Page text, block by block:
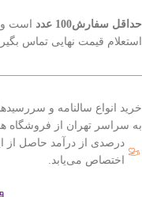
حداقل سفارش100 عدد
استعلام قیمت نهایی تماس
خرید انواع سالنامه و
به سراسر تهران از فروشگاه هدایای
درصدی از درآمد حاصل از
اختصاص می‌یابد.